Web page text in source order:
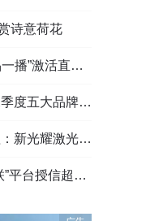
诗意荷花
电商发展新动能
胃适配营养安全
技谷等项目盘点
信超165亿元